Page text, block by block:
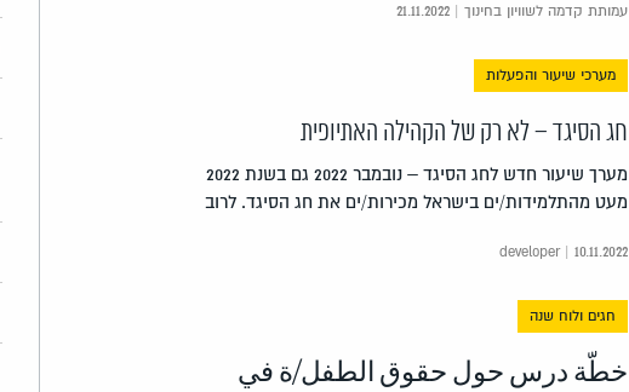
עמותת קדמה לשוויון בחינוך | 21.11.2022
מערכי שיעור והפעלות
חג הסיגד – לא רק של הקהילה האתיופית
מערך שיעור חדש לחג הסיגד – נובמבר 2022 גם בשנת 2022
מעט מהתלמידות/ים בישראל מכירות/ים את חג הסיגד. לרוב
developer | 10.11.2022
חגים ולוח שנה
خطّة درس حول حقوق الطفل/ة في